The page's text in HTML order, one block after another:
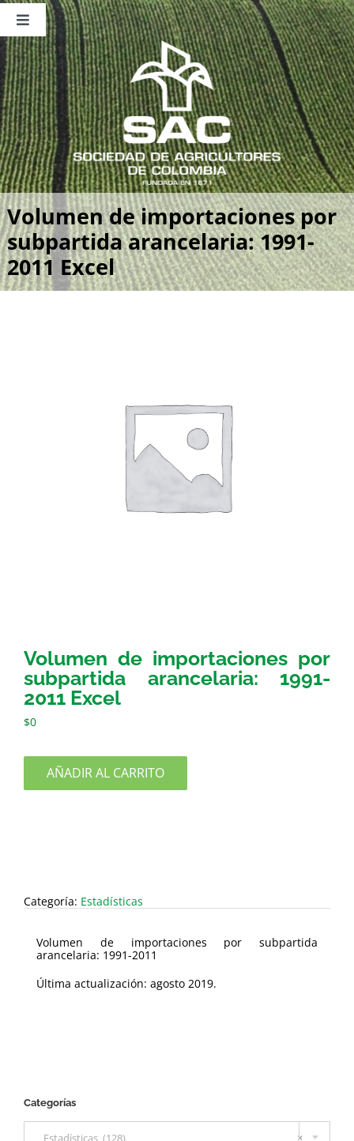
Saltar
contenido
Toggle
Navigation
Nosotros
Publicaciones
Sala de Prensa
Eventos
Volumen de importaciones por
subpartida arancelaria: 1991-
2011 Excel
Volumen de importaciones por
subpartida arancelaria: 1991-
2011 Excel
$0
AÑADIR AL CARRITO
Categoría: Estadísticas
Volumen de importaciones por subpartida
arancelaria: 1991-2011
Última actualización: agosto 2019.
Categorías
×
Estadísticas (128)